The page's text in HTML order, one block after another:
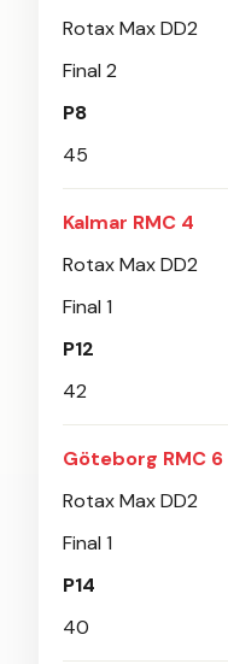
Rotax Max DD2
Final 2
P8
45
Kalmar RMC 4
Rotax Max DD2
Final 1
P12
42
Göteborg RMC 6
Rotax Max DD2
Final 1
P14
40